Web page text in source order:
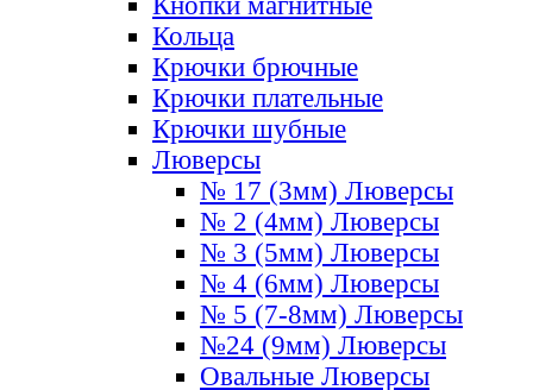
Кольца
Крючки брючные
Крючки плательные
Крючки шубные
Люверсы
№ 17 (3мм) Люверсы
№ 2 (4мм) Люверсы
№ 3 (5мм) Люверсы
№ 4 (6мм) Люверсы
№ 5 (7-8мм) Люверсы
№24 (9мм) Люверсы
Овальные Люверсы